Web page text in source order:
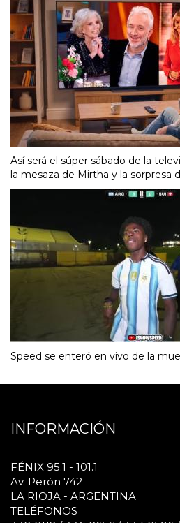
Así será el súper sábado de la
la mesaza de Mirtha y la sorpresa
Speed se enteró en vivo de la
INFORMACIÓN
FÉNIX 95.1 - 101.1
Av. Perón 742
LA RIOJA - ARGENTINA
TELÉFONOS